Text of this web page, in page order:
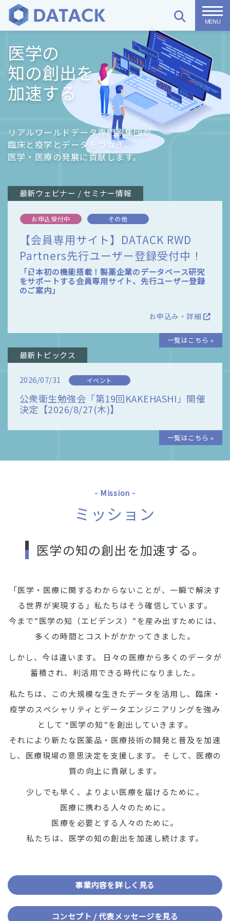
医学の
知の創出を
加速する
リアルワールドデータ専門家集団が
臨床と疫学とデータをつなぎ、
医学・医療の発展に貢献します。
最新ウェビナー / セミナー情報
お申込受付中 その他
【会員専用サイト】DATACK RWD
Partners先行ユーザー登録受付中！
「日本初の機能搭載！製薬企業のデータベース研究
をサポートする会員専用サイト、先行ユーザー登録
のご案内」
お申込み・詳細
一覧はこちら »
最新トピックス
2026/07/31 イベント
公衆衛生勉強会「第19回KAKEHASHI」開催
決定【2026/8/27(木)】
一覧はこちら »
- Mission -
ミッション
医学の知の創出を加速する。
「医学・医療に関するわからないことが、一瞬で解決す
る世界が実現する」私たちはそう確信しています。
今まで”医学の知（エビデンス）”を産み出すためには、
多くの時間とコストがかかってきました。
しかし、今は違います。
日々の医療から多くのデータが
蓄積され、利活用できる時代になりました。
私たちは、この大規模な生きたデータを活用し、臨床・
疫学のスペシャリティとデータエンジニアリングを強み
として “医学の知”を創出していきます。
それにより新たな医薬品・医療技術の開発と普及を加速
し、医療現場の意思決定を支援します。
そして、医療の
質の向上に貢献します。
少しでも早く、よりよい医療を届けるために。
医療に携わる人々のために。
医療を必要とする人々のために。
私たちは、医学の知の創出を加速し続けます。
事業内容を詳しく見る
コンセプト / 代表メッセージを見る